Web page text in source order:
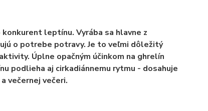
leptínu. Vyrába sa hlavne z
o potrebe potravy. Je to veľmi dôležitý
Úplne opačným účinkom na ghrelín
podlieha aj cirkadiánnemu rytmu - dosahuje
večernej večeri.